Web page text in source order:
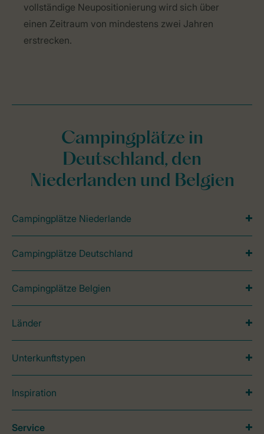
vollständige Neupositionierung wird sich über
einen Zeitraum von mindestens zwei Jahren
erstrecken.
Campingplätze in
Deutschland, den
Niederlanden und Belgien
Campingplätze Niederlande
Campingplätze Deutschland
Campingplätze Belgien
Länder
Unterkunftstypen
Inspiration
Service